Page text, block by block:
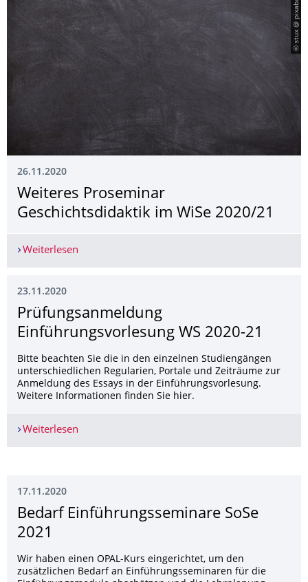
© stux @ pixabay
26.11.2020
Weiteres Proseminar
Geschichtsdidaktik im WiSe 2020/21
Weiterlesen
23.11.2020
Prüfungsanmeldung
Einführungsvorle­sung WS 2020-21
Bitte beachten Sie die in den einzelnen Studiengängen
unterschiedlichen Regularien, Portale und Zeiträume zur
Anmeldung des Essays in der Einführungsvorlesung.
Weitere Informationen finden Sie hier.
Weiterlesen
17.11.2020
­Bedarf Einführungssemina­re SoSe
2021
Wir haben einen OPAL-Kurs eingerichtet, um den
zusätzlichen Bedarf an Einführungsseminaren für die